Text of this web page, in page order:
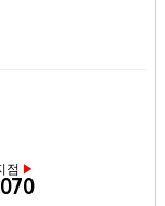
점 ▶